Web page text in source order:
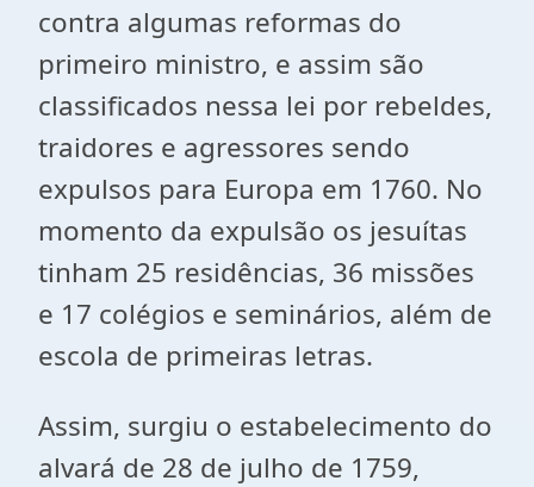
contra algumas reformas do
primeiro ministro, e assim são
classificados nessa lei por rebeldes,
traidores e agressores sendo
expulsos para Europa em 1760. No
momento da expulsão os jesuítas
tinham 25 residências, 36 missões
e 17 colégios e seminários, além de
escola de primeiras letras.
Assim, surgiu o estabelecimento do
alvará de 28 de julho de 1759,